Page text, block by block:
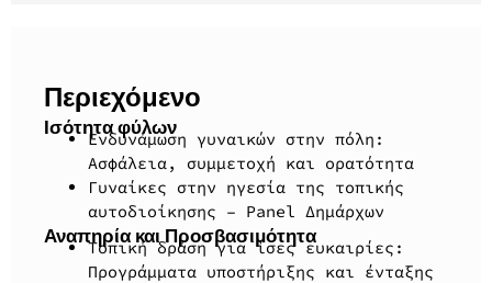
Περιεχόμενο
Ισότητα φύλων
Ενδυνάμωση γυναικών στην πόλη:
Ασφάλεια, συμμετοχή και ορατότητα
Γυναίκες στην ηγεσία της τοπικής
αυτοδιοίκησης – Panel Δημάρχων
Αναπηρία και Προσβασιμότητα
Τοπική δράση για ίσες ευκαιρίες:
Προγράμματα υποστήριξης και ένταξης